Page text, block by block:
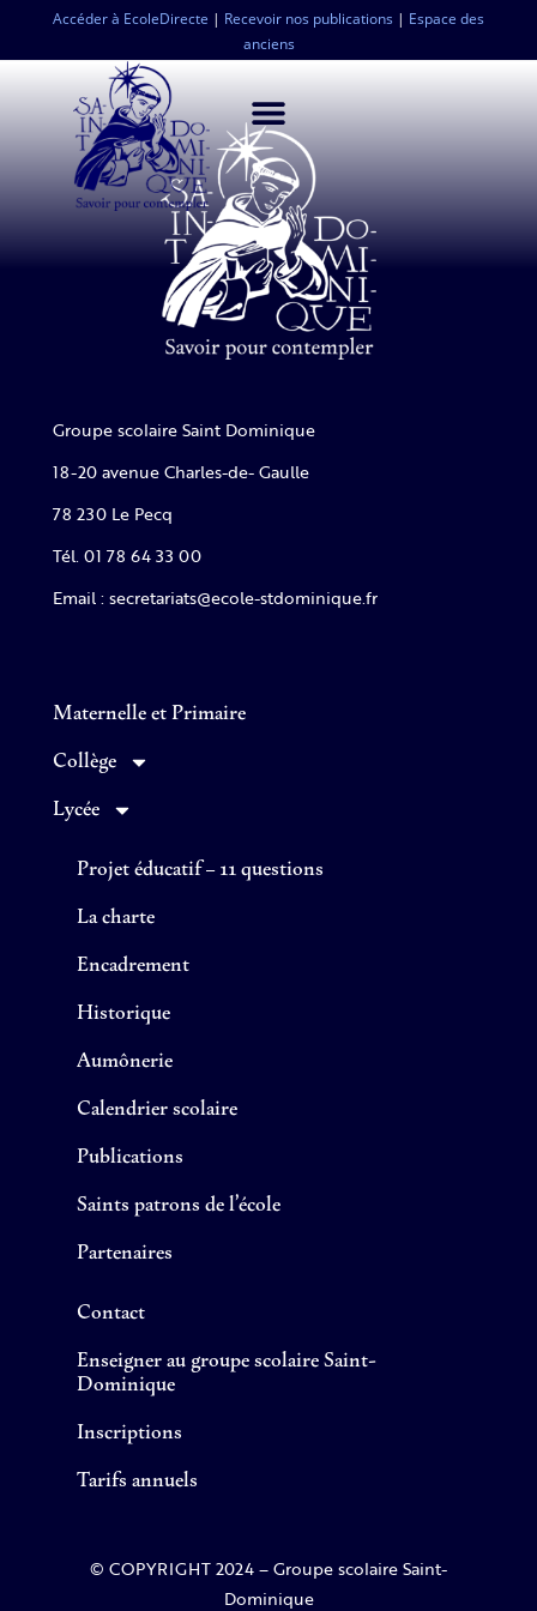
Accéder à EcoleDirecte | Recevoir nos publications | Espace des
anciens
Groupe scolaire Saint Dominique
18-20 avenue Charles-de- Gaulle
78 230 Le Pecq
Tél. 01 78 64 33 00
Email : secretariats@ecole-stdominique.fr
Maternelle et Primaire
Collège
Lycée
Projet éducatif – 11 questions
La charte
Encadrement
Historique
Aumônerie
Calendrier scolaire
Publications
Saints patrons de l’école
Partenaires
Contact
Enseigner au groupe scolaire Saint-
Dominique
Inscriptions
Tarifs annuels
© COPYRIGHT 2024 – Groupe scolaire Saint-
Dominique